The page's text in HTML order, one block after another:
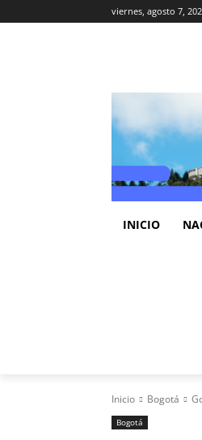
viernes, agosto 7,
INICIO
Inicio Bogotá
Bogotá